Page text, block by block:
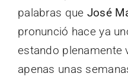
palabras que José
pronunció hace ya
estando plenamente
apenas unas